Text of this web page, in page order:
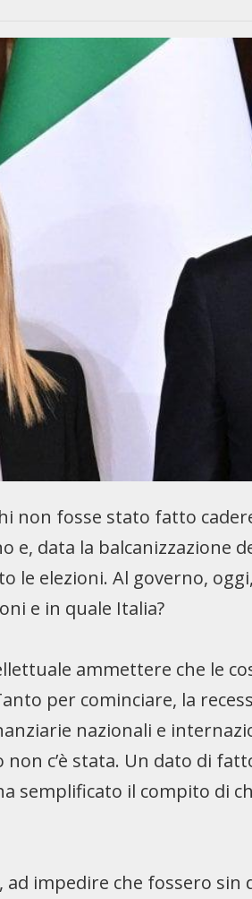
non fosse stato fatto
data la balcanizzazione
le elezioni. Al governo,
e in quale Italia?
ammettere che le
per cominciare, la
nazionali e
c’è stata. Un dato di
semplificato il compito di
impedire che fossero sin